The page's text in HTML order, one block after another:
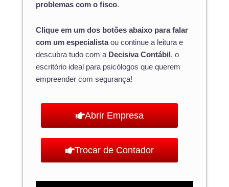
problemas com o fisco.
Clique em um dos botões abaixo para falar
com um especialistaou continue a leitura e
descubra tudo com a Decisiva Contábil , o
escritório ideal para psicólogos que querem
empreender com segurança!
Abrir Empresa
Trocar de Contador